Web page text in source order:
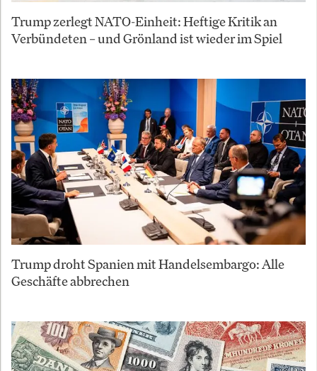
Trump zerlegt NATO-Einheit: Heftige Kritik an
Verbündeten – und Grönland ist wieder im Spiel
Trump droht Spanien mit Handelsembargo: Alle
Geschäfte abbrechen